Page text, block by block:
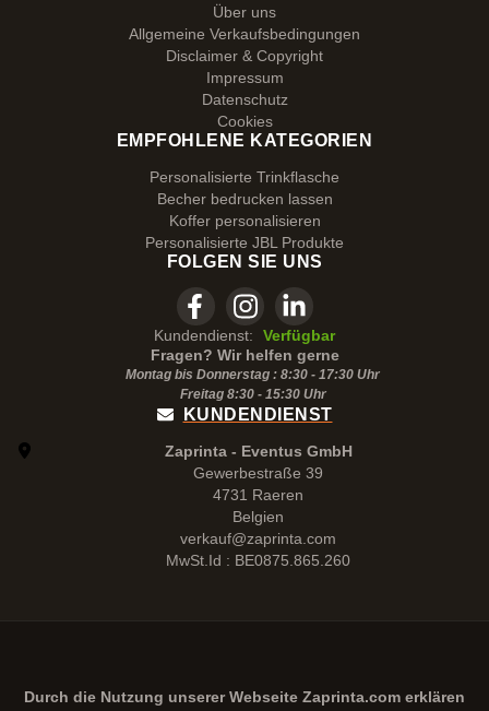
Über uns
Allgemeine Verkaufsbedingungen
Disclaimer & Copyright
Impressum
Datenschutz
Cookies
EMPFOHLENE KATEGORIEN
Personalisierte Trinkflasche
Becher bedrucken lassen
Koffer personalisieren
Personalisierte JBL Produkte
FOLGEN SIE UNS
Kundendienst:
Verfügbar
Fragen? Wir helfen gerne
Montag bis Donnerstag : 8:30 - 17:30 Uhr
Freitag 8:30 - 15:30Uhr
KUNDENDIENST
Zaprinta - Eventus GmbH
Gewerbestraße 39
4731 Raeren
Belgien
verkauf@zaprinta.com
MwSt.Id : BE0875.865.260
Durch die Nutzung unserer Webseite Zaprinta.com erklären